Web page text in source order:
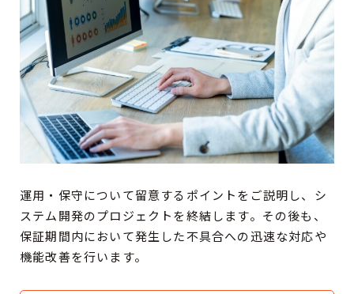
運用・保守について留意するポイントをご説明し、シ
ステム開発のプロジェクトを終結します。その後も、
保証期間内において発生した不具合への迅速な対応や
機能改善を行います。